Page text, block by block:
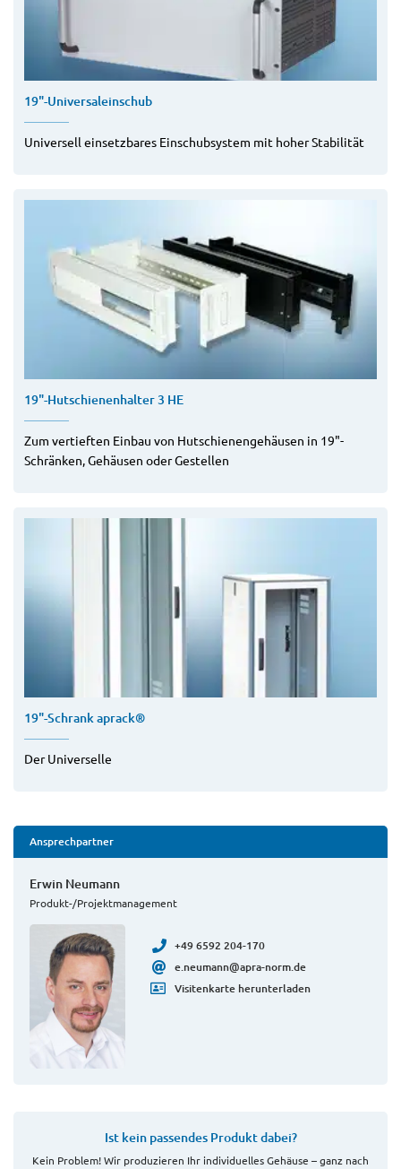
19"-Universaleinschub
Universell einsetzbares Einschubsystem mit hoher Stabilität
19"-Hutschienenhalter 3 HE
Zum vertieften Einbau von Hutschienengehäusen in 19"-
Schränken, Gehäusen oder Gestellen
19"-Schrank aprack®
Der Universelle
Ansprechpartner
Erwin Neumann
Produkt-/Projektmanagement
+49 6592 204-170
e.neumann@apra-norm.de
Visitenkarte herunterladen
Ist kein passendes Produkt dabei?
Kein Problem! Wir produzieren Ihr individuelles Gehäuse – ganz nach